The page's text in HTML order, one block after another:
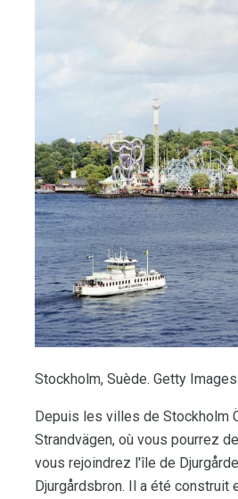
Stockholm, Suède. Getty Images
Depuis les villes de Stockholm
Strandvägen, où vous pourrez
vous rejoindrez l'île de
Djurgårdsbron. Il a été construit